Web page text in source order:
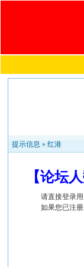
提示信息 »红港
【论坛
请直接登录
如果您已注